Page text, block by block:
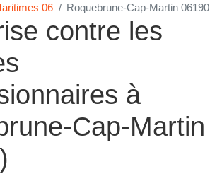
06 Roquebrune-Cap-Martin 06190
contre les
à
Cap-Martin